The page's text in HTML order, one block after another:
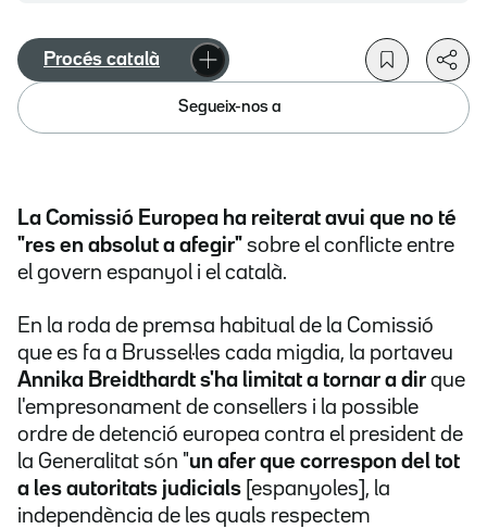
Procés català
Segueix-nos a
La Comissió Europea ha reiterat avui que no té
"res en absolut a afegir" sobre el conflicte entre
el govern espanyol i el català.
En la roda de premsa habitual de la Comissió
que es fa a Brussel·les cada migdia, la portaveu
Annika Breidthardt s'ha limitat a tornar a dir que
l'empresonament de consellers i la possible
ordre de detenció europea contra el president de
la Generalitat són "un afer que correspon del tot
a les autoritats judicials [espanyoles], la
independència de les quals respectem